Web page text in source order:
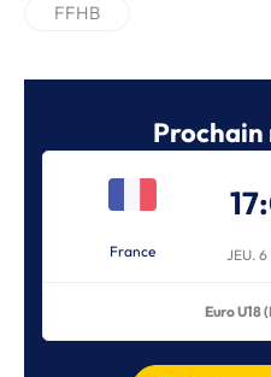
FFHB
Prochain
France JEU. 6
Euro U18